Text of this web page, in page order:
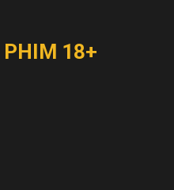
PHIM 18+